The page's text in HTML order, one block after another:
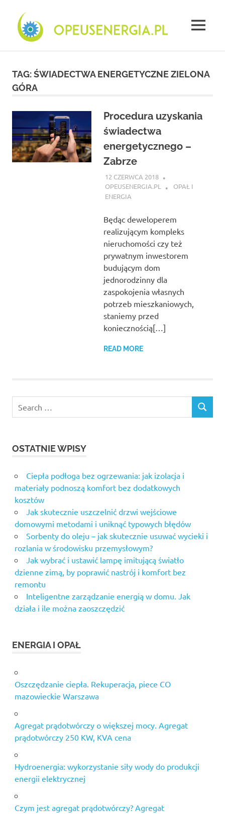
content
energetyczne
Płock
–
MENU
TAG:ŚWIADECTWA ENERGETYCZNE ZIELONA
GÓRA
Procedura uzyskania
świadectwa
energetycznego –
Zabrze
12 CZERWCA 2018
OPEUSENERGIA.PL
OPAŁ I
ENERGIA
Będąc deweloperem
realizującym kompleks
nieruchomości czy też
prywatnym inwestorem
budującym dom
jednorodzinny dla
zaspokojenia własnych
potrzeb mieszkaniowych,
staniemy przed
koniecznością[…]
READ MORE
for:
SEARCH
OSTATNIE WPISY
Ciepła podłoga bez ogrzewania: jak izolacja i
materiały podnoszą komfort bez dodatkowych
kosztów
Jak skutecznie uszczelnić drzwi wejściowe
domowymi metodami i uniknąć typowych błędów
Sorbenty do oleju – jak skutecznie usuwać wycieki i
rozlania w środowisku przemysłowym?
Jak wybrać i ustawić lampę imitującą światło
dzienne zimą, by poprawić nastrój i komfort bez
remontu
Inteligentne zarządzanie energią w domu. Jak
działa i ile można zaoszczędzić
ENERGIA I OPAŁ
Oszczędzanie ciepła. Rekuperacja, piece CO
mazowieckie Warszawa
Agregat prądotwórczy o większej mocy. Agregat
prądotwórczy 250 KW, KVA cena
Hydroenergia: wykorzystanie siły wody do produkcji
energii elektrycznej
Czym jest agregat prądotwórczy? Agregat